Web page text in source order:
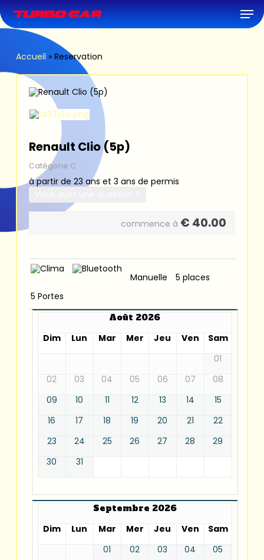
to
main
content
Accueil » Reservation
Renault Clio (5p)
Catégorie C
à partir de 23 ans et 3 ans de permis
commence à € 40.00
Manuelle
5 places
5 Portes
Août 2026
Dim
Lun Mar Mer Jeu Ven
Sam
01
02
03 04 05 06 07
08
09
10 11 12 13 14
15
16
17 18 19 20 21
22
23
24 25 26 27 28
29
30
31
Septembre 2026
Dim
Lun Mar Mer Jeu Ven
Sam
01
02 03 04
05